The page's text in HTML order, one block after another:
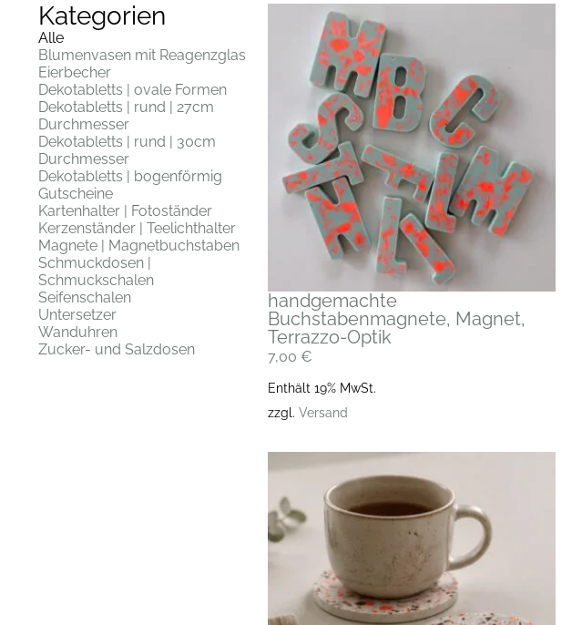
Kategorien
Blumenvasen mit Reagenzglas
Eierbecher
Dekotabletts | ovale Formen
Dekotabletts | rund | 27cm
Durchmesser
Dekotabletts | rund | 30cm
Durchmesser
Dekotabletts | bogenförmig
Gutscheine
Kartenhalter | Fotoständer
Kerzenständer | Teelichthalter
Magnete | Magnetbuchstaben
Schmuckdosen |
Schmuckschalen
Seifenschalen
Untersetzer
Wanduhren
Zucker- und Salzdosen
Alle
handgemachte
Buchstabenmagnete, Magnet,
Terrazzo-Optik
7,00 €
Enthält 19% MwSt.
zzgl. Versand